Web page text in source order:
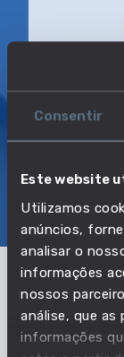
Consentir
Este website
Utilizamos
anúncios,
analisar o
informações
nossos
análise, que as
informações
TRANSIÇÃO
Operador
EDUCAÇÃO
Pertencente